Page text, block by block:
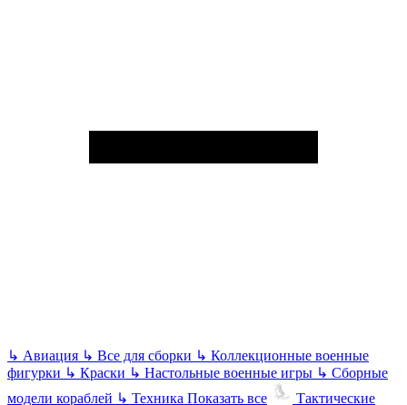
↳ Авиация ↳ Все для сборки ↳ Коллекционные военные
фигурки ↳ Краски ↳ Настольные военные игры ↳ Сборные
модели кораблей ↳ Техника Показать все Тактические